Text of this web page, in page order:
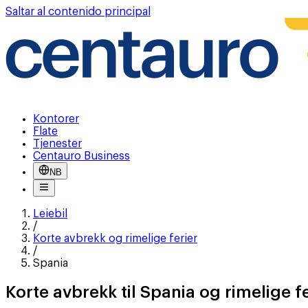
Saltar al contenido principal
Kontorer
Flate
Tjenester
Centauro Business
NB
Leiebil
/
Korte avbrekk og rimelige ferier
/
Spania
Korte avbrekk til Spania og rimelige